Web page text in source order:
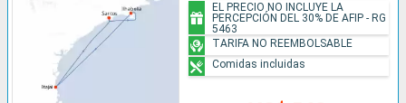
EL PRECIO NO INCLUYE LA
PERCEPCIÓN DEL 30% DE AFIP - RG
5463
TARIFA NO REEMBOLSABLE
Comidas incluidas